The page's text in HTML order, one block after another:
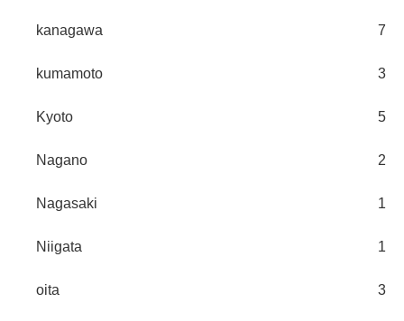
kanagawa 7
kumamoto 3
Kyoto 5
Nagano 2
Nagasaki 1
Niigata 1
oita 3